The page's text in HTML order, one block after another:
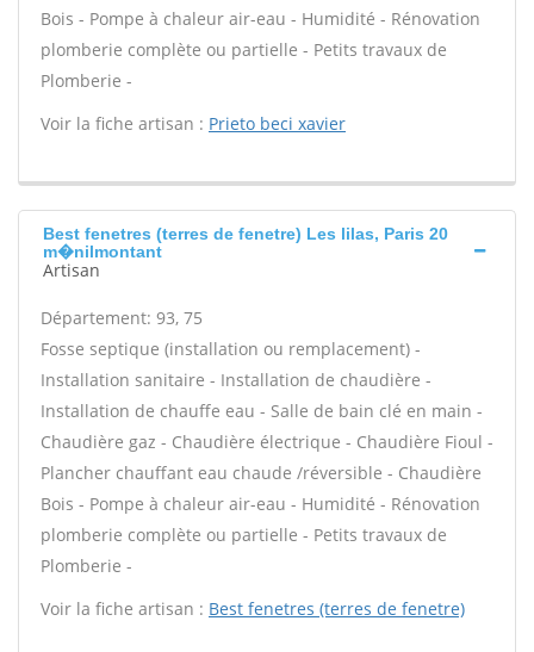
Bois - Pompe à chaleur air-eau - Humidité - Rénovation
plomberie complète ou partielle - Petits travaux de
Plomberie -
Voir la fiche artisan : Prieto beci xavier
Best fenetres (terres de fenetre) Les lilas, Paris 20
m�nilmontant
Artisan
Département: 93, 75
Fosse septique (installation ou remplacement) -
Installation sanitaire - Installation de chaudière -
Installation de chauffe eau - Salle de bain clé en main -
Chaudière gaz - Chaudière électrique - Chaudière Fioul -
Plancher chauffant eau chaude /réversible - Chaudière
Bois - Pompe à chaleur air-eau - Humidité - Rénovation
plomberie complète ou partielle - Petits travaux de
Plomberie -
Voir la fiche artisan : Best fenetres (terres de fenetre)